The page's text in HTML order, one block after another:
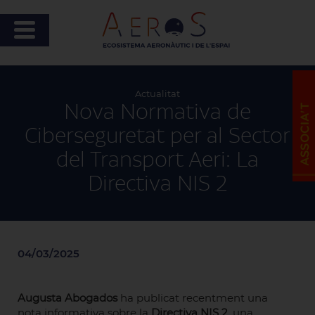
Actualitat
Nova Normativa de
Ciberseguretat per al Sector
del Transport Aeri: La
Directiva NIS 2
04/03/2025
Augusta Abogados ha publicat recentment una